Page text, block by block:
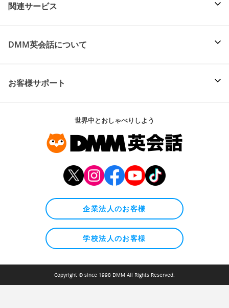
関連サービス
DMM英会話について
お客様サポート
世界中とおしゃべりしよう
企業法人のお客様
学校法人のお客様
Copyright © since 1998 DMM All Rights Reserved.